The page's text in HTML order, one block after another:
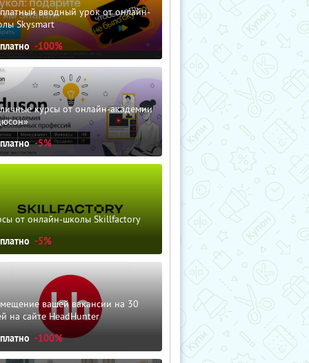
вводный урок от онлайн-
Skysmart
-100%
курсы от онлайн-академии
-5%
от онлайн-школы Skillfactory
-5%
вашей вакансии на 30
на сайте HeadHunter
-100%